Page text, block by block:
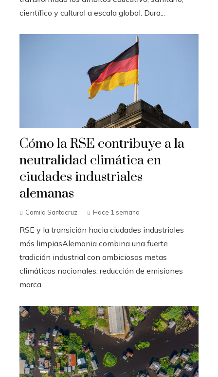
científico y cultural a escala global. Dura...
Cómo la RSE contribuye a la
neutralidad climática en
ciudades industriales
alemanas
Camila Santacruz Hace 1 semana
RSE y la transición hacia ciudades industriales
más limpiasAlemania combina una fuerte
tradición industrial con ambiciosas metas
climáticas nacionales: reducción de emisiones
marca...